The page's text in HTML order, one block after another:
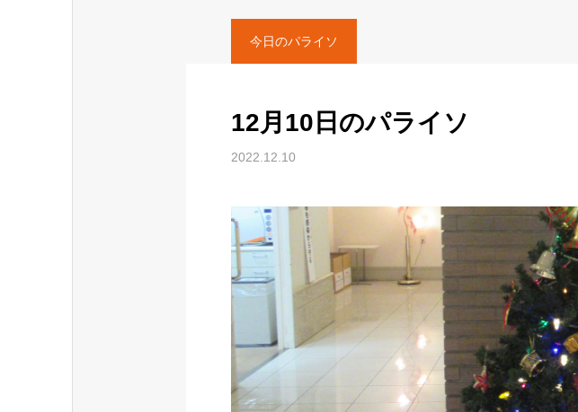
今日のパライソ
12月10日のパライソ
2022.12.10